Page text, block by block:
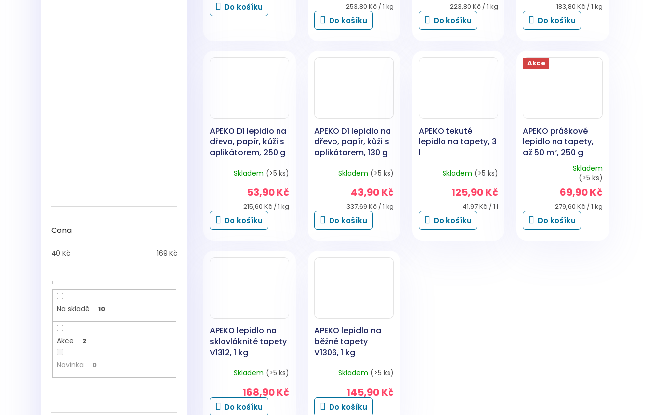
Cena
40 Kč 169 Kč
Na skladě 10
Akce 2
Novinka 0
Do košíku
Měrná
cena:
253,80 Kč / 1 kg
Do košíku
Měrná
cena:
223,80 Kč / 1 kg
Do košíku
Měrná
cena:
183,80 Kč / 1 kg
Do košíku
APEKO D1 lepidlo na
dřevo, papír, kůži s
aplikátorem, 250 g
Skladem (>5 ks)
53,90 Kč
Měrná
cena:
215,60 Kč / 1 kg
Do košíku
APEKO D1 lepidlo na
dřevo, papír, kůži s
aplikátorem, 130 g
Skladem (>5 ks)
43,90 Kč
Měrná
cena:
337,69 Kč / 1 kg
Do košíku
APEKO tekuté
lepidlo na tapety, 3
l
Skladem (>5 ks)
125,90 Kč
Měrná
cena:
41,97 Kč / 1 l
Do košíku
Akce
APEKO práškové
lepidlo na tapety,
až 50 m², 250 g
5,0
5
Skladem
(>5 ks)
69,90 Kč
Měrná
cena:
279,60 Kč / 1 kg
Do košíku
APEKO lepidlo na
sklovláknité tapety
V1312, 1 kg
Skladem (>5 ks)
168,90 Kč
Do košíku
APEKO lepidlo na
běžné tapety
V1306, 1 kg
Skladem (>5 ks)
145,90 Kč
Do košíku